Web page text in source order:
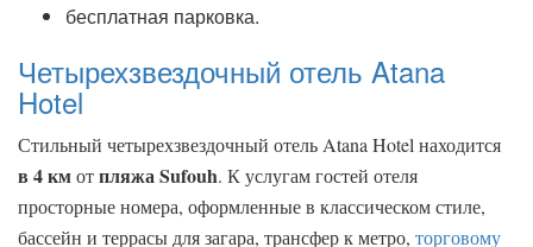
бесплатная парковка.
Четырехзвездочный отель Atana
Hotel
Стильный четырехзвездочный отель Atana Hotel находится
в 4 кмотпляжа Sufouh. К услугам гостей отеля
просторные номера, оформленные в классическом стиле,
бассейн и террасы для загара, трансфер к метро, торговому